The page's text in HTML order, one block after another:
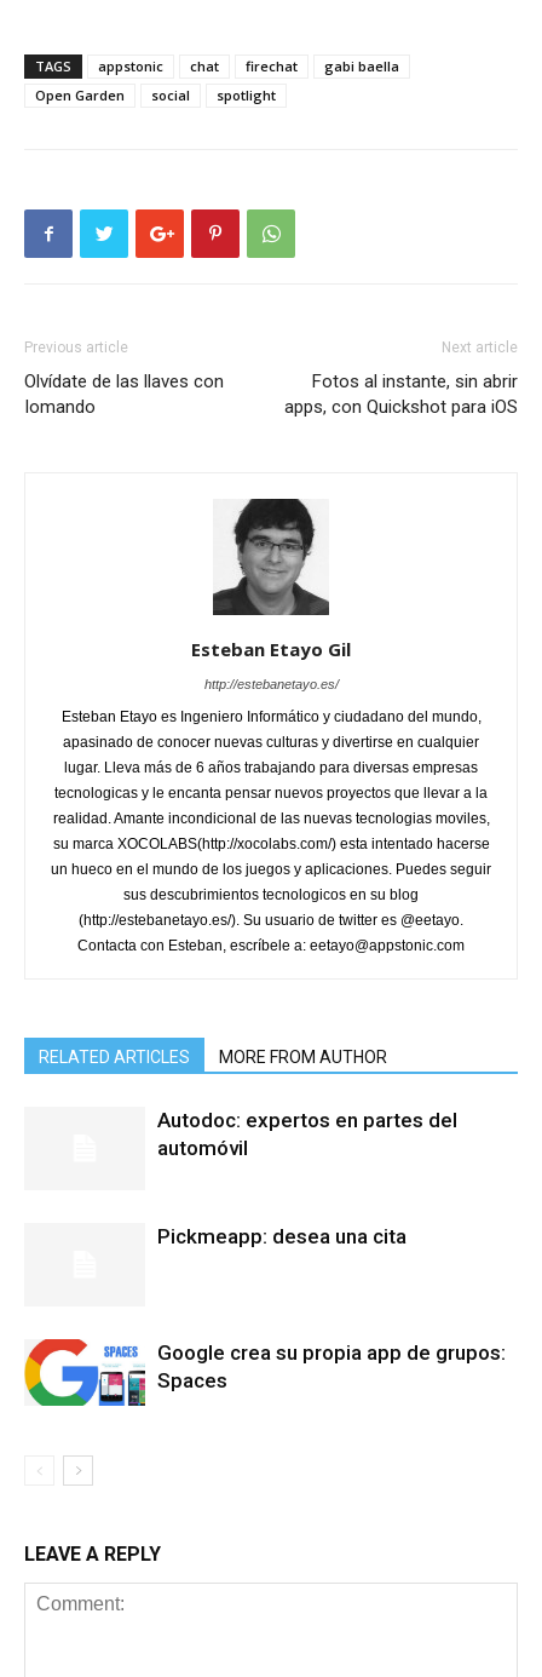
TAGS appstonic chat firechat
gabi baella
Open Garden
social spotlight
Previous article
Olvídate de las llaves con
Iomando
Next article
Fotos al instante, sin abrir
apps, con Quickshot para iOS
Esteban Etayo Gil
http://estebanetayo.es/
Esteban Etayo es Ingeniero Informático y ciudadano del mundo,
apasinado de conocer nuevas culturas y divertirse en cualquier
lugar. Lleva más de 6 años trabajando para diversas empresas
tecnologicas y le encanta pensar nuevos proyectos que llevar a la
realidad. Amante incondicional de las nuevas tecnologias moviles,
su marca XOCOLABS(http://xocolabs.com/) esta intentado hacerse
un hueco en el mundo de los juegos y aplicaciones. Puedes seguir
sus descubrimientos tecnologicos en su blog
(http://estebanetayo.es/). Su usuario de twitter es @eetayo.
Contacta con Esteban, escríbele a: eetayo@appstonic.com
RELATED ARTICLES MORE FROM AUTHOR
Autodoc: expertos en partes del
automóvil
Pickmeapp: desea una cita
Google crea su propia app de grupos:
Spaces
LEAVE A REPLY